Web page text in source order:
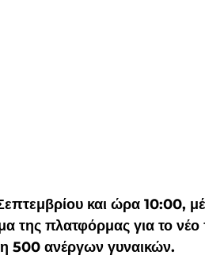
της πλατφόρμας για το
500 ανέργων γυναικών.